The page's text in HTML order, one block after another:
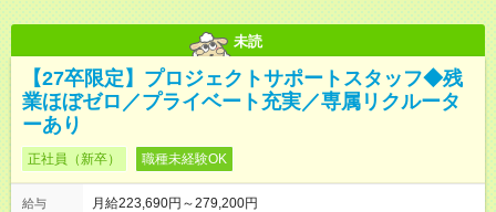
未読
【27卒限定】プロジェクトサポートスタッフ◆残
業ほぼゼロ／プライベート充実／専属リクルータ
ーあり
正社員（新卒） 職種未経験OK
給与
月給223,690円～279,200円